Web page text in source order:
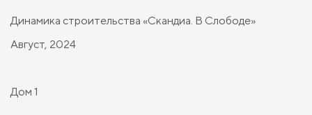
Динамика строительства «Скандиа. В Слободе»
Август, 2024
Дом 1